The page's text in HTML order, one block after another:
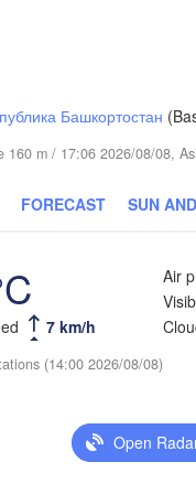
Башкортостан
160 m / 17:06 2026/08/08,
FORECAST SUN
7 km/h
Air
(14:00 2026/08/08)
Open
(Petropavl)